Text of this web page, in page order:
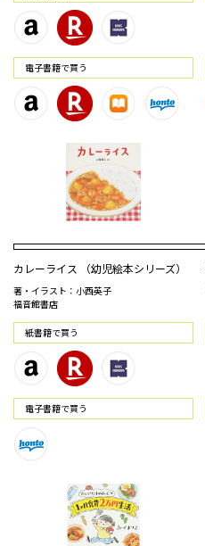
電⼦書籍で買う
カレーライス （幼児絵本シリーズ）
著・イラスト：小西英子
福音館書店
紙書籍で買う
電⼦書籍で買う